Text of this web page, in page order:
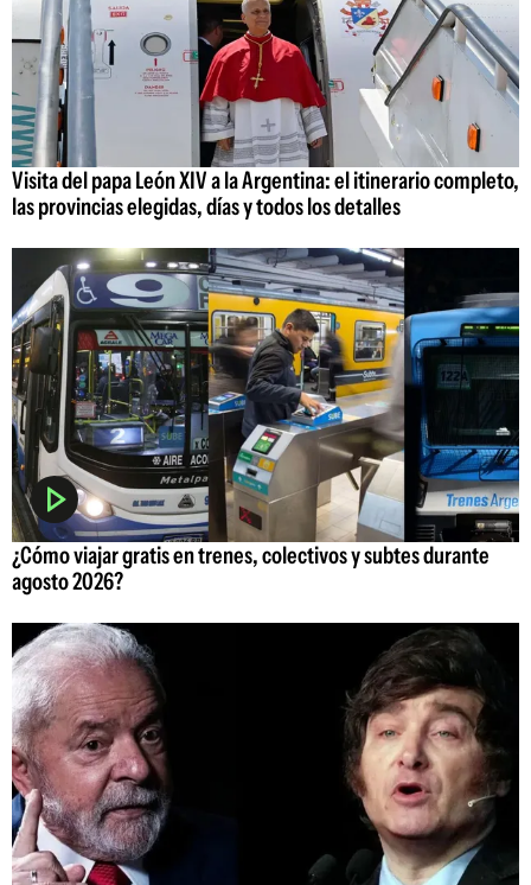
Visita del papa León XIV a la Argentina: el itinerario completo,
las provincias elegidas, días y todos los detalles
¿Cómo viajar gratis en trenes, colectivos y subtes durante
agosto 2026?